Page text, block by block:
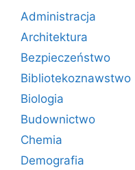
Administracja
Architektura
Bezpieczeństwo
Bibliotekoznawstwo
Biologia
Budownictwo
Chemia
Demografia